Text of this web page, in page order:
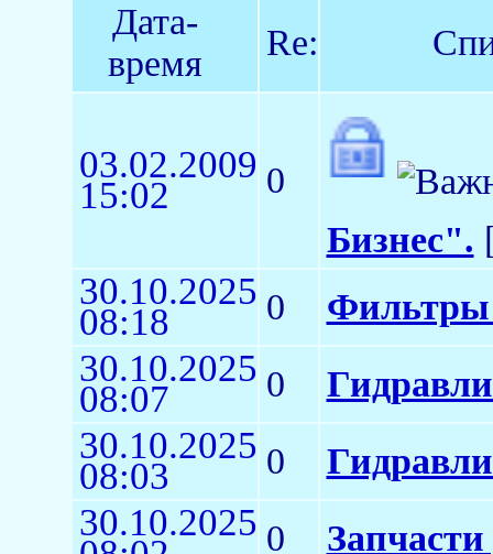
Дата-
время
Re:
03.02.2009
15:02
0
Бизнес".
30.10.2025
08:18 0 Фильтры
30.10.2025
08:07 0
30.10.2025
08:03 0
30.10.2025 0